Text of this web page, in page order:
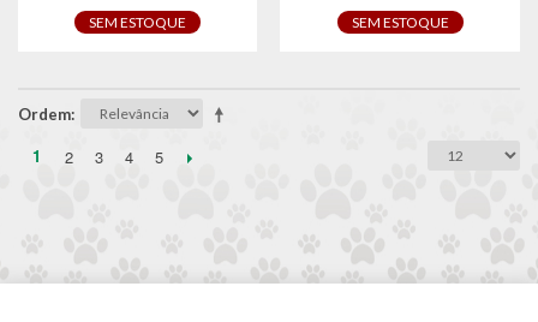
SEM ESTOQUE SEM ESTOQUE
Ordem
1 2 3 4 5